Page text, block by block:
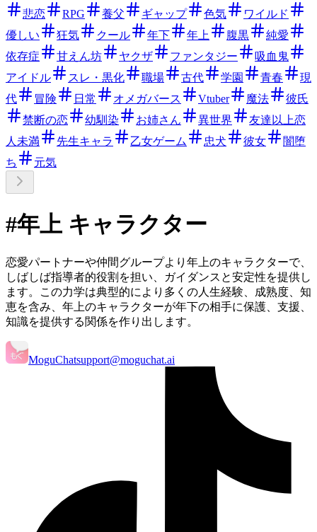
悲恋
RPG 養父 ギャップ 色気
ワイルド
優しい
狂気 クール 年下 年上 腹黒
純愛
依存症
甘えん坊 ヤクザ ファンタジー
吸血鬼
アイドル
スレ・黒化 職場 古代 学園 青春
現
代
冒険 日常 オメガバース Vtuber 魔法
彼氏
禁断の恋
幼馴染 お姉さん 異世界
友達以上恋
人未満
先生キャラ 乙女ゲーム 忠犬 彼女
闇堕
ち
元気
#年上 キャラクター
恋愛パートナーや仲間グループより年上のキャラクターで、
しばしば指導者的役割を担い、ガイダンスと安定性を提供し
ます。この力学は典型的により多くの人生経験、成熟度、知
恵を含み、年上のキャラクターが年下の相手に保護、支援、
知識を提供する関係を作り出します。
MoguChatsupport@moguchat.ai